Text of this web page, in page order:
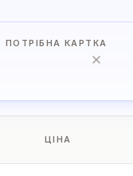
ПОТРІБНА КАРТКА
ЦІНА